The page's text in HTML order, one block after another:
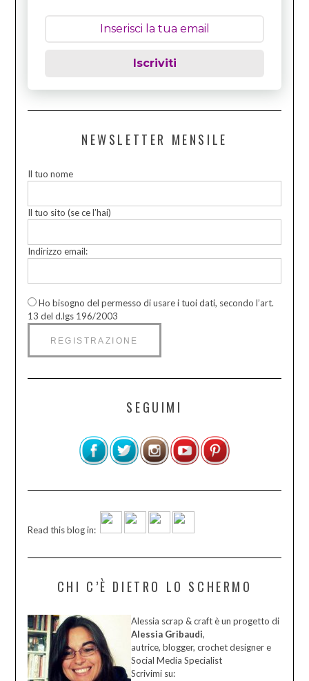
Iscriviti
NEWSLETTER MENSILE
Il tuo nome
Il tuo sito (se ce l’hai)
Indirizzo email:
Ho bisogno del permesso di usare i tuoi dati, secondo l’art.
13 del d.lgs 196/2003
SEGUIMI
Read this blog in:
CHI C’È DIETRO LO SCHERMO
Alessia scrap & craft è un progetto di
Alessia Gribaudi,
autrice, blogger, crochet designer e
Social Media Specialist
Scrivimi su: